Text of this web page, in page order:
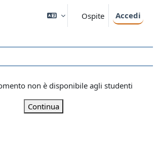
Ospite Accedi
non è disponibile agli studenti
Continua